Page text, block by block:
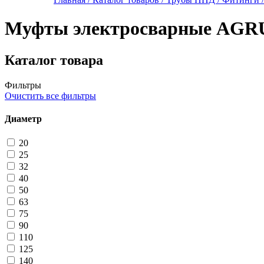
Муфты электросварные
Каталог товара
Фильтры
Очистить все фильтры
Диаметр
20
25
32
40
50
63
75
90
110
125
140